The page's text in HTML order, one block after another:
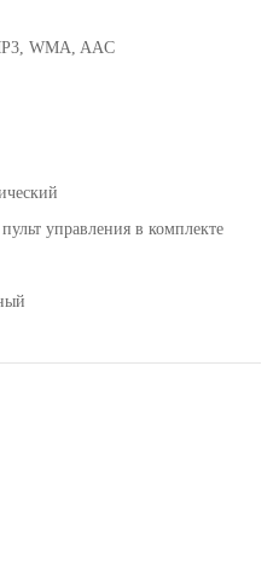
WMA, AAC
управления в комплекте